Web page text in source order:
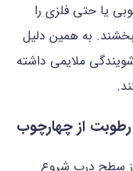
یا حتی فلزی را
به همین دلیل
ملایمی داشته
از سطح درب شروع